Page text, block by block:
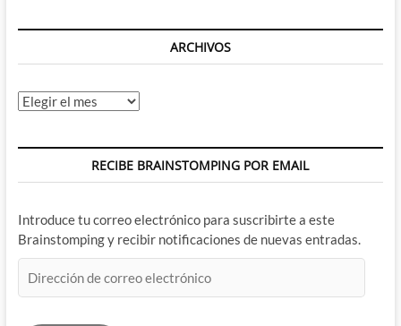
ARCHIVOS
Archivos
RECIBE BRAINSTOMPING POR EMAIL
Introduce tu correo electrónico para suscribirte a este
Brainstomping y recibir notificaciones de nuevas entradas.
de